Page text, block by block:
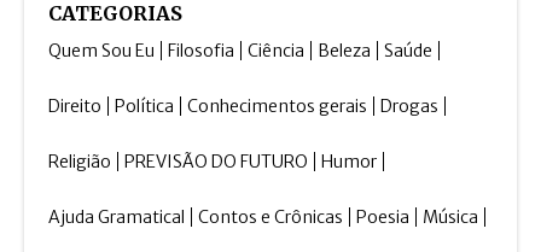
CATEGORIAS
Quem Sou Eu Filosofia Ciência Beleza Saúde
Direito Política Conhecimentos gerais Drogas
Religião PREVISÃO DO FUTURO Humor
Ajuda Gramatical Contos e Crônicas Poesia Música